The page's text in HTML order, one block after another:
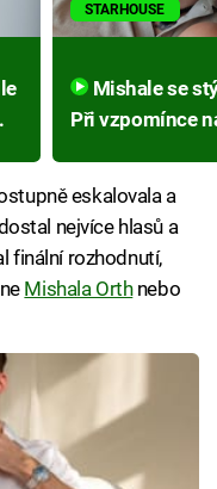
STARHOUSE
Při vzpomínce
eskalovala a
nejvíce hlasů a
finální rozhodnutí,
Mishala Orthnebo